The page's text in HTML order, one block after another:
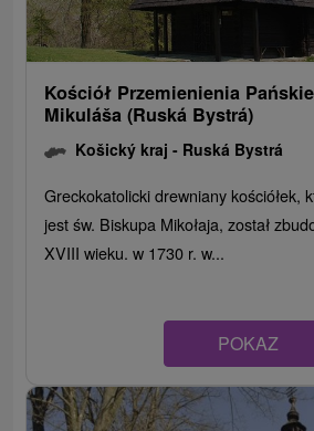
Kościół Przemienienia
Mikuláša (Ruská Bystrá)
Košický kraj - Ruská Bystrá
Greckokatolicki drewniany kościółek,
jest św. Biskupa Mikołaja, został
XVIII wieku. w 1730 r. w...
POKAZ